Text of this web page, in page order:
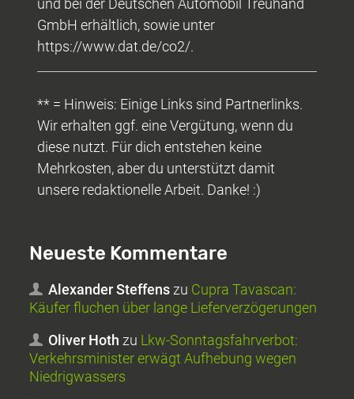
und bei der Deutschen Automobil Treuhand
GmbH erhältlich, sowie unter
https://www.dat.de/co2/.
** = Hinweis: Einige Links sind Partnerlinks.
Wir erhalten ggf. eine Vergütung, wenn du
diese nutzt. Für dich entstehen keine
Mehrkosten, aber du unterstützt damit
unsere redaktionelle Arbeit. Danke! :)
Neueste Kommentare
Alexander Steffens zu Cupra Tavascan:
Käufer fluchen über lange Lieferverzögerungen
Oliver Hoth zu Lkw-Sonntagsfahrverbot:
Verkehrsminister erwägt Aufhebung wegen
Niedrigwassers